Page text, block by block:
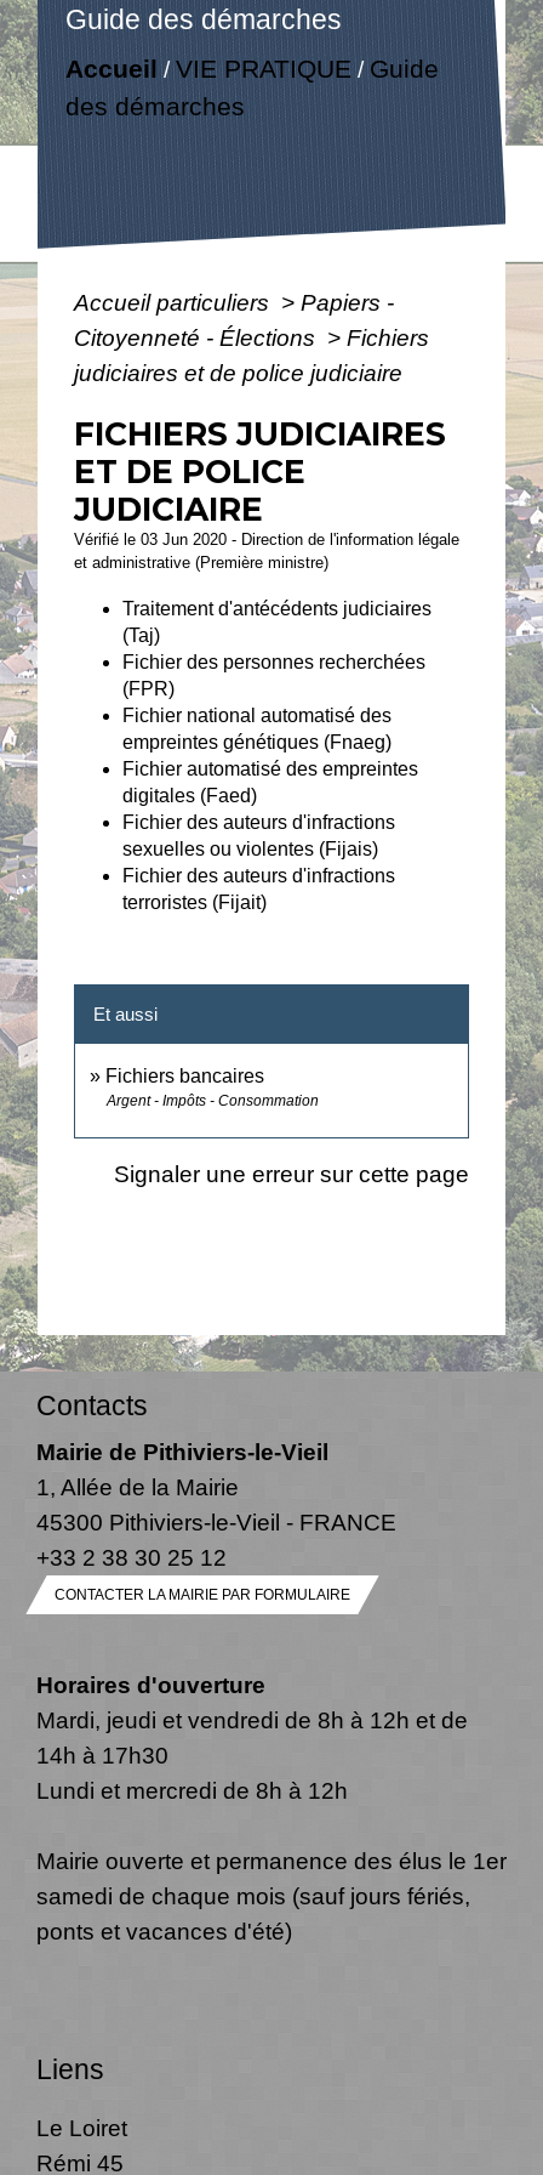
Guide des démarches
Accueil /VIE PRATIQUE / Guide
des démarches
Accueil particuliers > Papiers -
Citoyenneté - Élections > Fichiers
judiciaires et de police judiciaire
FICHIERS JUDICIAIRES
ET DE POLICE
JUDICIAIRE
Vérifié le 03 Jun 2020 - Direction de l'information légale
et administrative (Première ministre)
Traitement d'antécédents judiciaires
(Taj)
Fichier des personnes recherchées
(FPR)
Fichier national automatisé des
empreintes génétiques (Fnaeg)
Fichier automatisé des empreintes
digitales (Faed)
Fichier des auteurs d'infractions
sexuelles ou violentes (Fijais)
Fichier des auteurs d'infractions
terroristes (Fijait)
Et aussi
Fichiers bancaires
Argent - Impôts - Consommation
Signaler une erreur sur cette page
Contacts
Mairie de Pithiviers-le-Vieil
1, Allée de la Mairie
45300 Pithiviers-le-Vieil - FRANCE
+33 2 38 30 25 12
CONTACTER LA MAIRIE PAR FORMULAIRE
Horaires d'ouverture
Mardi, jeudi et vendredi de 8h à 12h et de
14h à 17h30
Lundi et mercredi de 8h à 12h
Mairie ouverte et permanence des élus le 1er
samedi de chaque mois (sauf jours fériés,
ponts et vacances d'été)
Liens
Le Loiret
Rémi 45